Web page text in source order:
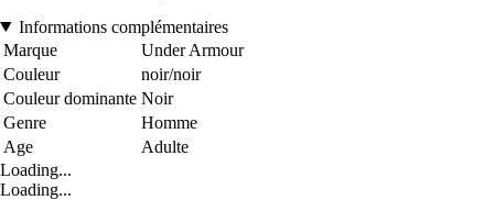
Informations complémentaires
Marque
Under Armour
Couleur
noir/noir
Couleur dominante Noir
Genre
Homme
Age
Adulte
Loading...
Loading...